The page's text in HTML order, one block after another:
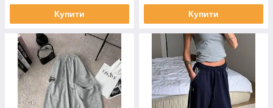
Купити Купити